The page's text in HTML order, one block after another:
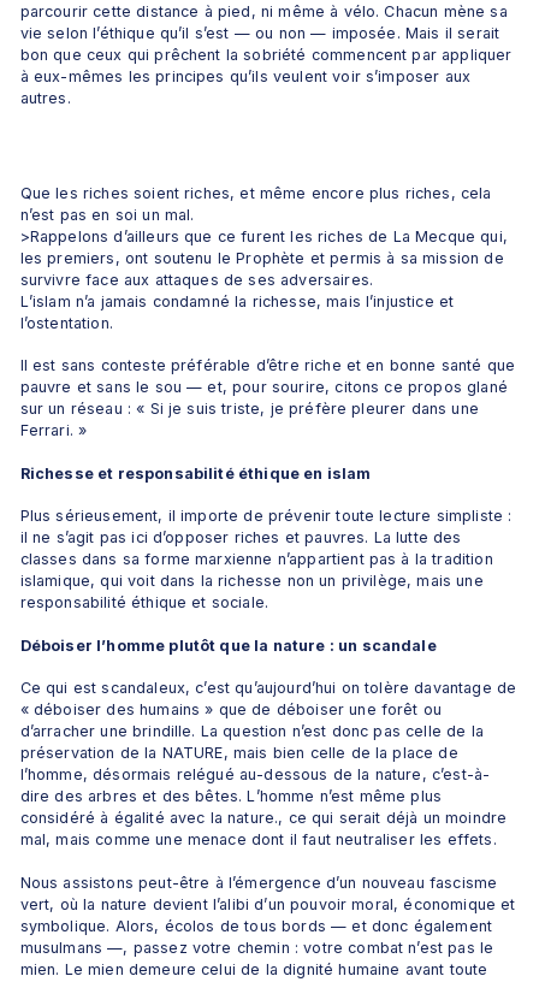
parcourir cette distance à pied, ni même à vélo. Chacun mène sa
vie selon l’éthique qu’il s’est — ou non — imposée. Mais il serait
bon que ceux qui prêchent la sobriété commencent par appliquer
à eux-mêmes les principes qu’ils veulent voir s’imposer aux
autres.
Que les riches soient riches, et même encore plus riches, cela
n’est pas en soi un mal.
>Rappelons d’ailleurs que ce furent les riches de La Mecque qui,
les premiers, ont soutenu le Prophète et permis à sa mission de
survivre face aux attaques de ses adversaires.
L’islam n’a jamais condamné la richesse, mais l’injustice et
l’ostentation.
Il est sans conteste préférable d’être riche et en bonne santé que
pauvre et sans le sou — et, pour sourire, citons ce propos glané
sur un réseau : « Si je suis triste, je préfère pleurer dans une
Ferrari. »
Richesse et responsabilité éthique en islam
Plus sérieusement, il importe de prévenir toute lecture simpliste :
il ne s’agit pas ici d’opposer riches et pauvres. La lutte des
classes dans sa forme marxienne n’appartient pas à la tradition
islamique, qui voit dans la richesse non un privilège, mais une
responsabilité éthique et sociale.
Déboiser l’homme plutôt que la nature : un scandale
Ce qui est scandaleux, c’est qu’aujourd’hui on tolère davantage de
« déboiser des humains » que de déboiser une forêt ou
d’arracher une brindille. La question n’est donc pas celle de la
préservation de la NATURE, mais bien celle de la place de
l’homme, désormais relégué au-dessous de la nature, c’est-à-
dire des arbres et des bêtes. L’homme n’est même plus
considéré à égalité avec la nature., ce qui serait déjà un moindre
mal, mais comme une menace dont il faut neutraliser les effets.
Nous assistons peut-être à l’émergence d’un nouveau fascisme
vert, où la nature devient l’alibi d’un pouvoir moral, économique et
symbolique. Alors, écolos de tous bords — et donc également
musulmans —, passez votre chemin : votre combat n’est pas le
mien. Le mien demeure celui de la dignité humaine avant toute